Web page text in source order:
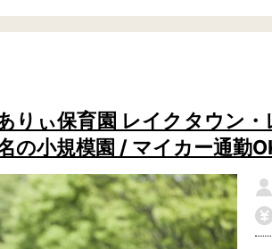
りぃ保育園 レイクタウン
の小規模園 / マイカー通勤